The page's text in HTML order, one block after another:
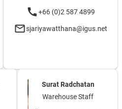
+66 (0)2 587 4899
sjariyawatthana@igus.net
Surat Radchatan
Warehouse Staff